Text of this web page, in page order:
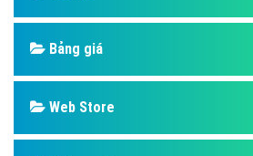
Bảng giá
Web Store